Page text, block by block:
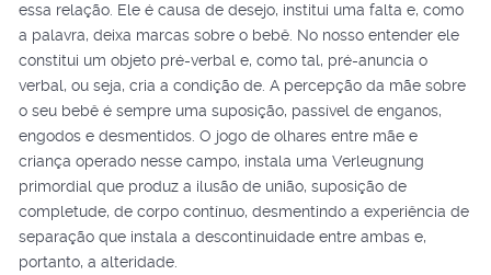
essa relação. Ele é causa de desejo, institui uma falta e, como
a palavra, deixa marcas sobre o bebê. No nosso entender ele
constitui um objeto pré-verbal e, como tal, pré-anuncia o
verbal, ou seja, cria a condição de. A percepção da mãe sobre
o seu bebê é sempre uma suposição, passível de enganos,
engodos e desmentidos. O jogo de olhares entre mãe e
criança operado nesse campo, instala uma Verleugnung
primordial que produz a ilusão de união, suposição de
completude, de corpo contínuo, desmentindo a experiência de
separação que instala a descontinuidade entre ambas e,
portanto, a alteridade.